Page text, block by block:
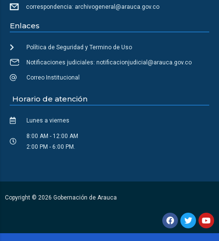
correspondencia: archivogeneral@arauca.gov.co
Enlaces
Política de Seguridad y Termino de Uso
Notificaciones judiciales: notificacionjudicial@arauca.gov.co
Correo Institucional
Horario de atención
Lunes a viernes
8:00 AM - 12:00 AM
2:00 PM - 6:00 PM.
Copyright © 2026 Gobernación de Arauca